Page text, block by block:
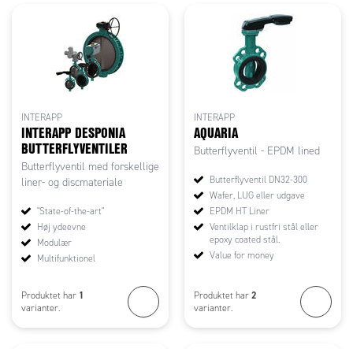
INTERAPP
INTERAPP DESPONIA
BUTTERFLYVENTILER
Butterflyventil med forskellige
liner- og discmateriale
"State-of-the-art"
Høj ydeevne
Modulær
Multifunktionel
Produktet har 1
varianter.
INTERAPP
AQUARIA
Butterflyventil - EPDM lined
Butterflyventil DN32-300
Wafer, LUG eller udgave
EPDM HT Liner
Ventilklap i rustfri stål eller
epoxy coated stål.
Value for money
Produktet har 2
varianter.